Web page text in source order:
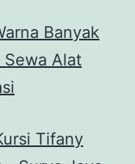
Banyak
Sewa Alat
Tifany